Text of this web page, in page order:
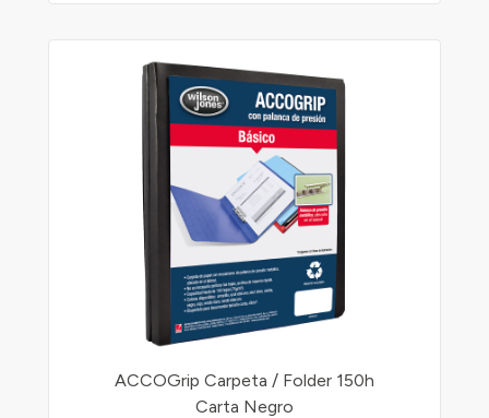
ACCOGrip Carpeta / Folder 150h
Carta Negro